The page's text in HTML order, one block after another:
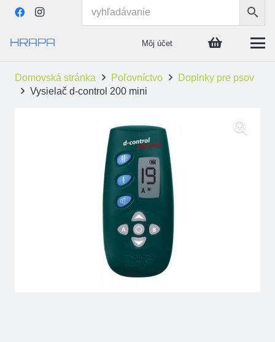
Môj účet
Domovská stránka Poľovníctvo
Doplnky pre psov
Vysielač d-control 200 mini